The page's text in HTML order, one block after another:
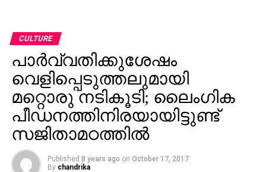
CULTURE
പാര്‍വ്വതിക്കുശേഷം
വെളിപ്പെടുത്തലുമായി
മറ്റൊരു നടികൂടി; ലൈംഗിക
പീഡനത്തിനിരയായിട്ടുണ്ട്
സജിതാമഠത്തില്‍
Published 8 years ago on October 17, 2017
By chandrika